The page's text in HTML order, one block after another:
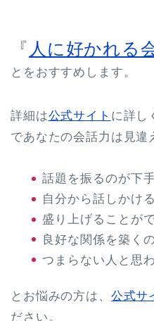
『 人に好かれる
とをおすすめします。
詳細は公式サイト に詳し
であなたの会話力は見違
話題を振るのが下
自分から話しかけ
盛り上げることが
良好な関係を築く
つまらない人と思
とお悩みの方は、 公式サ
ださい。